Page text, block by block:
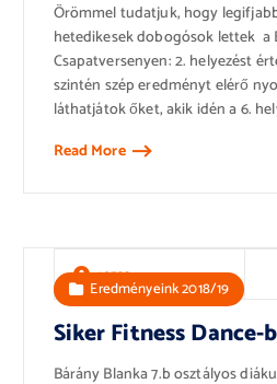
Örömmel tudatjuk, hogy
hetedikesek dobogósok lettek a
Csapatversenyen: 2. helyezést
szintén szép eredményt elérő
láthatjátok őket, akik idén a 6.
Read More
rozsa
Eredményeink 2018/19
Siker Fitness Dance-
Bárány Blanka 7.b osztályos